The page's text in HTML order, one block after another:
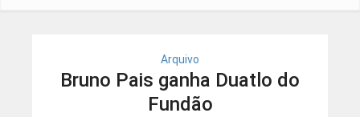
Arquivo
Bruno Pais ganha Duatlo do
Fundão